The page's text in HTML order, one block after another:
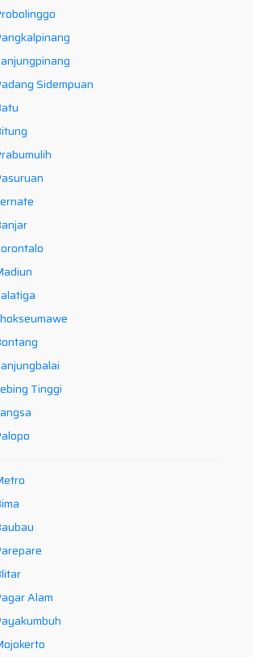
Sidempuan
Tinggi
Alam